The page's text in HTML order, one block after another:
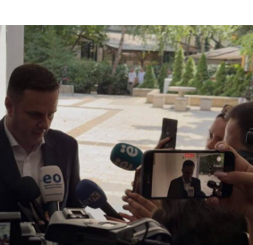
Futbollisti Lucas Trejo humb
fëmijët nga tërmetet
– Profesionin që ëndërron e